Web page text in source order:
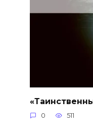
0 511